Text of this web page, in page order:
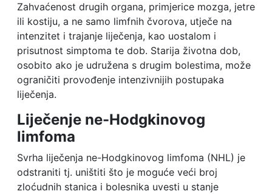
Zahvaćenost drugih organa, primjerice mozga, jetre
ili kostiju, a ne samo limfnih čvorova, utječe na
intenzitet i trajanje liječenja, kao uostalom i
prisutnost simptoma te dob. Starija životna dob,
osobito ako je udružena s drugim bolestima, može
ograničiti provođenje intenzivnijih postupaka
liječenja.
Liječenje ne-Hodgkinovog
limfoma
Svrha liječenja ne-Hodgkinovog limfoma (NHL) je
odstraniti tj. uništiti što je moguće veći broj
zloćudnih stanica i bolesnika uvesti u stanje